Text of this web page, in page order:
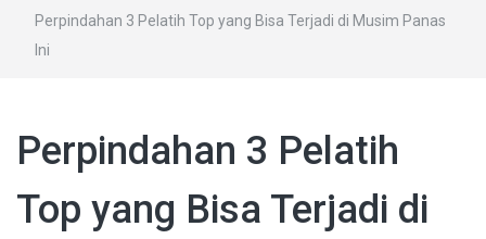
Perpindahan 3 Pelatih Top yang Bisa Terjadi di Musim Panas
Ini
Perpindahan 3 Pelatih
Top yang Bisa Terjadi di